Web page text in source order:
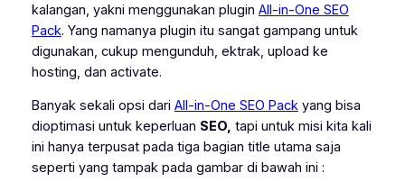
kalangan, yakni menggunakan plugin All-in-One SEO
Pack. Yang namanya plugin itu sangat gampang untuk
digunakan, cukup mengunduh, ektrak, upload ke
hosting, dan activate.
Banyak sekali opsi dari All-in-One SEO Packyang bisa
dioptimasi untuk keperluan SEO, tapi untuk misi kita kali
ini hanya terpusat pada tiga bagian title utama saja
seperti yang tampak pada gambar di bawah ini :